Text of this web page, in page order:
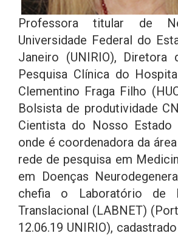
Professora titular de
Universidade Federal do
Janeiro (UNIRIO), Diretora
Pesquisa Clínica do
Clementino Fraga Filho
Bolsista de produtividade
Cientista do Nosso Estado
onde é coordenadora da
rede de pesquisa em
em Doenças
chefia o Laboratório de
Translacional (LABNET)
12.06.19 UNIRIO),